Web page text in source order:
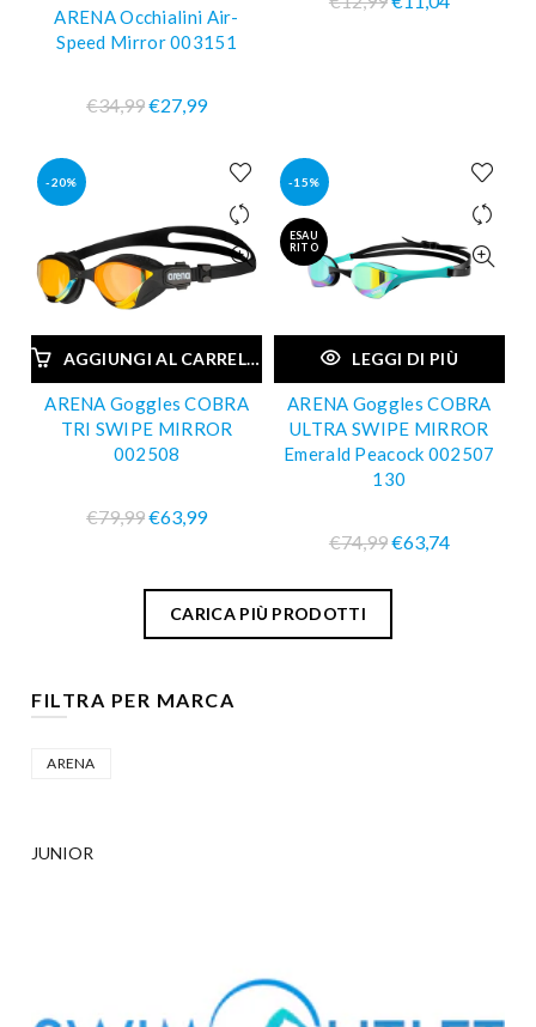
ARENA Occhialini Air-
Speed Mirror 003151
€34,99€27,99
-20%
AGGIUNGI AL CARRELLO
ARENA Goggles COBRA
TRI SWIPE MIRROR
002508
€79,99€63,99
-15%
ESAU
RITO
LEGGI DI PIÙ
ARENA Goggles COBRA
ULTRA SWIPE MIRROR
Emerald Peacock 002507
130
€74,99€63,74
CARICA PIÙ PRODOTTI
FILTRA PER MARCA
ARENA
JUNIOR